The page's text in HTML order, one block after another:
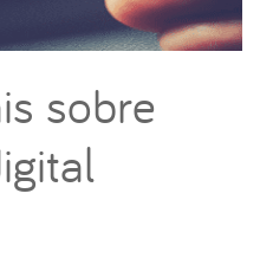
sobre